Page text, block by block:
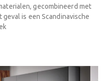
gecombineerd met
is een Scandinavische